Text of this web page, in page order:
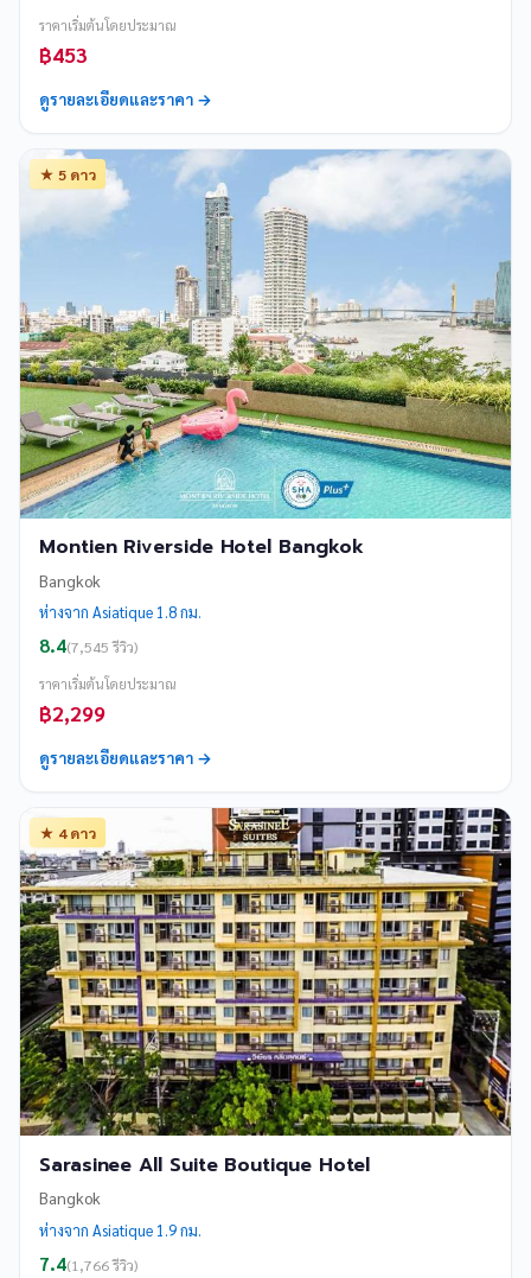
ราคาเริ่มต้นโดยประมาณ
฿453
ดูรายละเอียดและราคา →
★ 5 ดาว
Montien Riverside Hotel Bangkok
Bangkok
ห่างจาก Asiatique 1.8 กม.
8.4(7,545 รีวิว)
ราคาเริ่มต้นโดยประมาณ
฿2,299
ดูรายละเอียดและราคา →
★ 4 ดาว
Sarasinee All Suite Boutique Hotel
Bangkok
ห่างจาก Asiatique 1.9 กม.
7.4(1,766 รีวิว)